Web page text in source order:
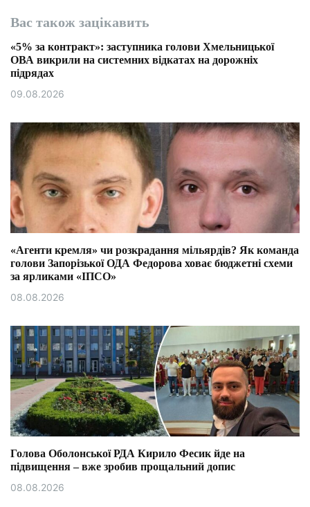
Вас також зацікавить
«5% за контракт»: заступника голови Хмельницької
ОВА викрили на системних відкатах на дорожніх
підрядах
09.08.2026
«Агенти кремля» чи розкрадання мільярдів? Як команда
голови Запорізької ОДА Федорова ховає бюджетні схеми
за ярликами «ІПСО»
08.08.2026
Голова Оболонської РДА Кирило Фесик йде на
підвищення – вже зробив прощальний допис
08.08.2026